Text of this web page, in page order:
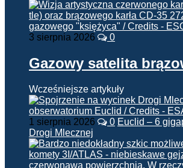
3 sierpnia 2026 0
Gazowy satelita
Wcześniejsze artykuły
1 sierpnia 2026 0 Euclid – 6
Drogi Mlecznej